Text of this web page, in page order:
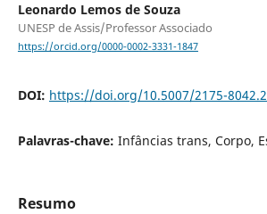
Leonardo Lemos de Souza
UNESP de Assis/Professor Associado
https://orcid.org/0000-0002-3331-1847
DOI: https://doi.org/10.5007/2175-
Palavras-chave: Infâncias trans, Corpo,
Resumo